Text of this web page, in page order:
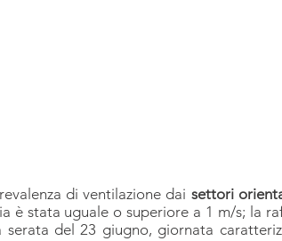
di ventilazione dai settori
è stata uguale o superiore a 1 m/s; la
del 23 giugno, giornata